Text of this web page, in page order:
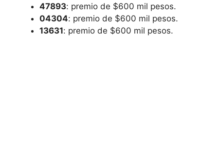
47893: premio de $600 mil pesos.
04304: premio de $600 mil pesos.
13631: premio de $600 mil pesos.